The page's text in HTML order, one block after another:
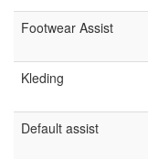
Footwear Assist
Kleding
Default assist